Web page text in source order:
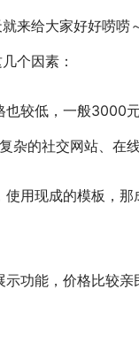
来给大家好好唠唠
个因素：
也较低，一般3000
的社交网站、在
使用现成的模板，
示功能，价格比较